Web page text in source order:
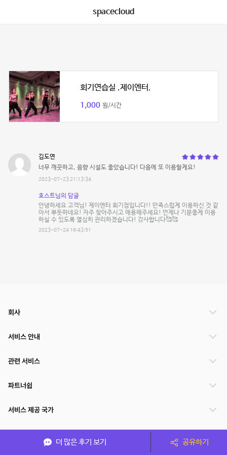
spacecloud
회기연습실 .제이엔터.
1,000 원/시간
김도연
너무 깨끗하고, 음향 시설도 좋았습니다! 다음에 또 이용할게요!
2023-07-23 21:13:34
호스트님의 답글
안녕하세요 고객님! 제이엔터 회기점입니다!! 만족스럽게 이용하신 것 같
아서 뿌듯하네요! 자주 찾아주시고 애용해주세요! 언제나 기분좋게 이용
하실 수 있도록 열심히 관리하겠습니다! 감사합니다🥰🥰
2023-07-24 16:43:51
더 많은 후기 보기 공유하기
회사
서비스 안내
관련 서비스
파트너쉽
서비스 제공 국가
(주)NSPACE 사업자정보